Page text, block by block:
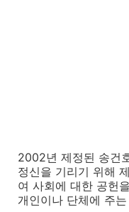
<이미지
2002년 제정된 송건
정신을 기리기 위해
여 사회에 대한 공헌
개인이나 단체에 주